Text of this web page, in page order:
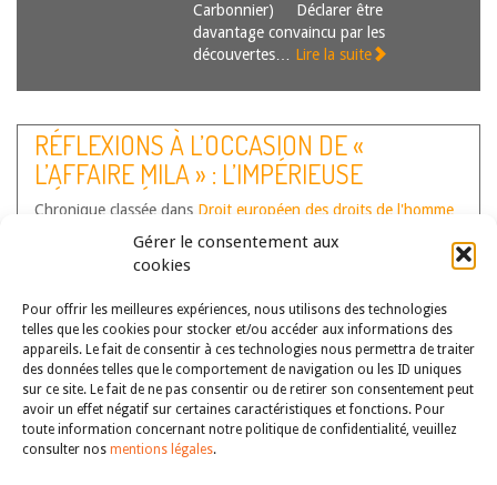
Gérer le consentement aux
cookies
Pour offrir les meilleures expériences, nous utilisons des technologies
telles que les cookies pour stocker et/ou accéder aux informations des
appareils. Le fait de consentir à ces technologies nous permettra de traiter
des données telles que le comportement de navigation ou les ID uniques
sur ce site. Le fait de ne pas consentir ou de retirer son consentement peut
avoir un effet négatif sur certaines caractéristiques et fonctions. Pour
toute information concernant notre politique de confidentialité, veuillez
consulter nos mentions légales.
Carbonnier) Déclarer être
davantage convaincu par les
découvertes… Lire la suite
RÉFLEXIONS À L’OCCASION DE «
L’AFFAIRE MILA » : L’IMPÉRIEUSE
NÉCESSITÉ POUR LA COUR
EUROPÉENNE DES DROITS DE L’HOMME
DE METTRE FIN À SA JURISPRUDENCE
Chronique classée dans Droit européen des droits de l'homme
Céline Lageot
– Faculté de droit & des sciences
sociales – CECOJI Alors que toute
législation sur le blasphème a
définitivement disparu en France
depuis l’adoption de la loi sur la…
Lire la suite